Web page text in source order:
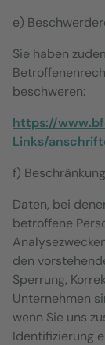
e)
Sie haben
beschweren:
https://
Links/
f)
Daten, bei
betroffene
den
Sperrung,
Unternehmen
wenn Sie uns
Identifizierung